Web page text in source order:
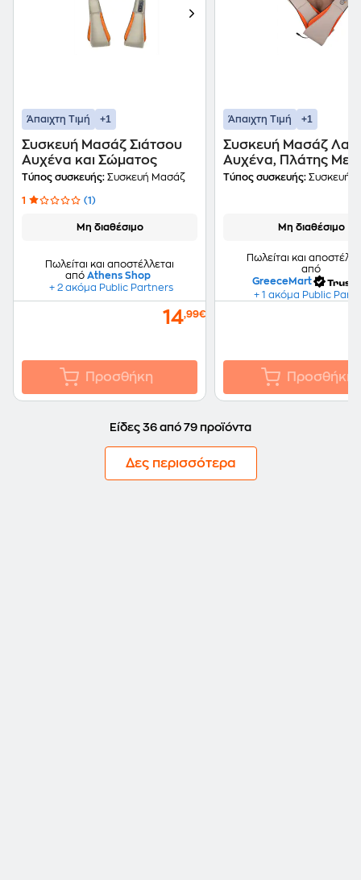
Άπαιχτη Τιμή +1
Συσκευή Μασάζ Σιάτσου
Αυχένα και Σώματος
Τύπος συσκευής: Συσκευή Μασάζ
1 (1)
Μη διαθέσιμο
Πωλείται και αποστέλλεται
από Athens Shop
+ 2 ακόμα Public Partners
14,99€
Προσθήκη
Άπαιχτη Τιμή +1
Συσκευή Μασάζ
Αυχένα, Πλάτης Με
Υπέρυθρη
Τύπος συσκευής: Συσκευή
Μη διαθέσιμο
Πωλείται και
από
GreeceMart
+ 1 ακόμα Public
Προσθήκη
Είδες 36 από 79 προϊόντα
Δες περισσότερα